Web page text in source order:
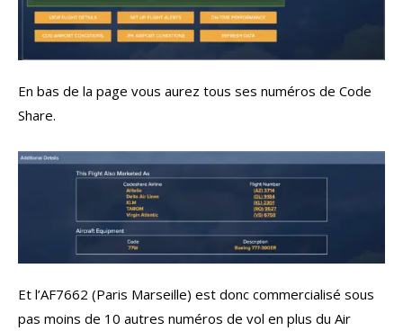
En bas de la page vous aurez tous ses numéros de Code
Share.
Et l’AF7662 (Paris Marseille) est donc commercialisé sous
pas moins de 10 autres numéros de vol en plus du Air